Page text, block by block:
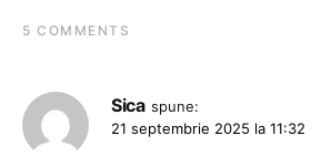
5 COMMENTS
Sica spune:
21 septembrie 2025 la 11:32